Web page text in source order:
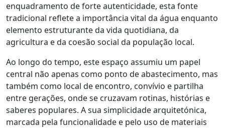
enquadramento de forte autenticidade, esta fonte
tradicional reflete a importância vital da água enquanto
elemento estruturante da vida quotidiana, da
agricultura e da coesão social da população local.
Ao longo do tempo, este espaço assumiu um papel
central não apenas como ponto de abastecimento, mas
também como local de encontro, convívio e partilha
entre gerações, onde se cruzavam rotinas, histórias e
saberes populares. A sua simplicidade arquitetónica,
marcada pela funcionalidade e pelo uso de materiais